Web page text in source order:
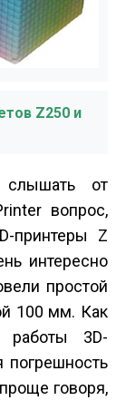
Z250 и
слышать от
вопрос,
принтеры Z
интересно
простой
100 мм. Как
работы 3D-
погрешность
говоря,